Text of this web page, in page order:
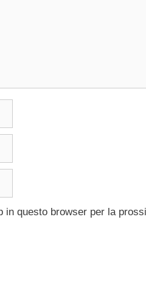
in questo browser per la